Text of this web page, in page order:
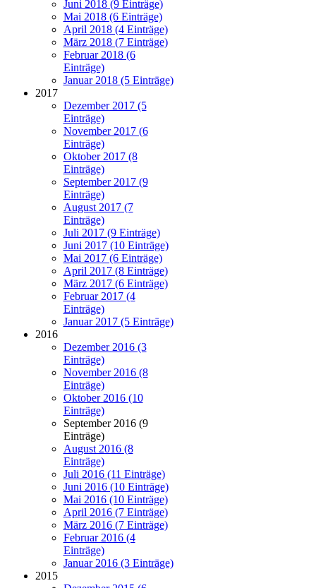
Juni 2018 (9 Einträge)
Mai 2018 (6 Einträge)
April 2018 (4 Einträge)
März 2018 (7 Einträge)
Februar 2018 (6
Einträge)
Januar 2018 (5 Einträge)
2017
Dezember 2017 (5
Einträge)
November 2017 (6
Einträge)
Oktober 2017 (8
Einträge)
September 2017 (9
Einträge)
August 2017 (7
Einträge)
Juli 2017 (9 Einträge)
Juni 2017 (10 Einträge)
Mai 2017 (6 Einträge)
April 2017 (8 Einträge)
März 2017 (6 Einträge)
Februar 2017 (4
Einträge)
Januar 2017 (5 Einträge)
2016
Dezember 2016 (3
Einträge)
November 2016 (8
Einträge)
Oktober 2016 (10
Einträge)
September 2016 (9
Einträge)
August 2016 (8
Einträge)
Juli 2016 (11 Einträge)
Juni 2016 (10 Einträge)
Mai 2016 (10 Einträge)
April 2016 (7 Einträge)
März 2016 (7 Einträge)
Februar 2016 (4
Einträge)
Januar 2016 (3 Einträge)
2015